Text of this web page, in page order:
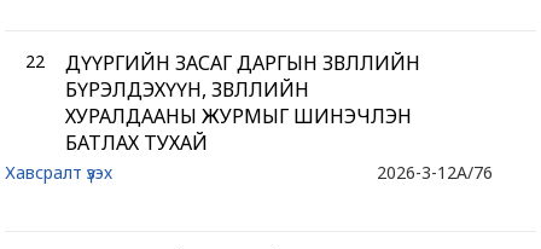
22
ДҮҮРГИЙН ЗАСАГ ДАРГЫН ЗӨВЛӨЛИЙН
БҮРЭЛДЭХҮҮН, ЗӨВЛӨЛИЙН
ХУРАЛДААНЫ ЖУРМЫГ ШИНЭЧЛЭН
БАТЛАХ ТУХАЙ
2026-3-12A/76
Хавсралт үзэх